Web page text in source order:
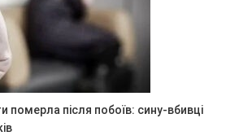
померла після побоїв: сину-вбивці